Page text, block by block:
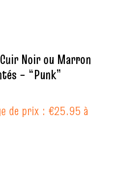
Noir ou Marron
– “Punk”
de prix : €25.95 à